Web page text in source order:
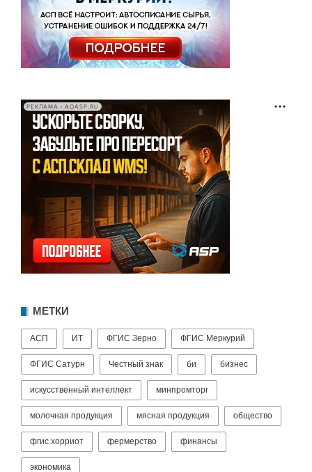
РЕКЛАМА • AOASP.RU
МЕТКИ
АСП ИТ ФГИС Зерно ФГИС Меркурий
ФГИС Сатурн Честный знак би бизнес
искусственный интеллект минпромторг
молочная продукция мясная продукция общество
фгис хорриот фермерство финансы
экономика